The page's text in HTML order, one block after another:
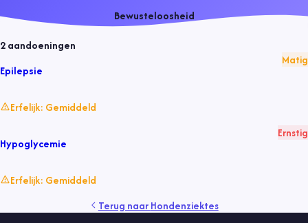
Bewusteloosheid
2aandoeningen
Epilepsie
Matig
Erfelijk: Gemiddeld
Hypoglycemie
Ernstig
Erfelijk: Gemiddeld
Terug naarHondenziektes